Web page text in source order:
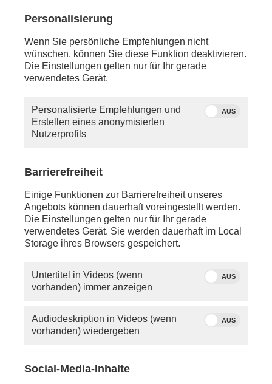
Personalisierung
Wenn Sie persönliche Empfehlungen nicht
wünschen, können Sie diese Funktion deaktivieren.
Die Einstellungen gelten nur für Ihr gerade
verwendetes Gerät.
Personalisierte Empfehlungen und
Erstellen eines anonymisierten
Nutzerprofils
AUS
Barrierefreiheit
Einige Funktionen zur Barrierefreiheit unseres
Angebots können dauerhaft voreingestellt werden.
Die Einstellungen gelten nur für Ihr gerade
verwendetes Gerät. Sie werden dauerhaft im Local
Storage ihres Browsers gespeichert.
Untertitel in Videos (wenn
vorhanden) immer anzeigen
AUS
Audiodeskription in Videos (wenn
vorhanden) wiedergeben
AUS
Social-Media-Inhalte